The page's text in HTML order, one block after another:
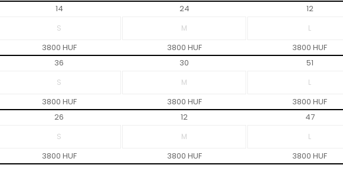
14 24 12
3800 HUF 3800 HUF 3800 HUF
36 30 51
3800 HUF 3800 HUF 3800 HUF
26 12 47
3800 HUF 3800 HUF 3800 HUF